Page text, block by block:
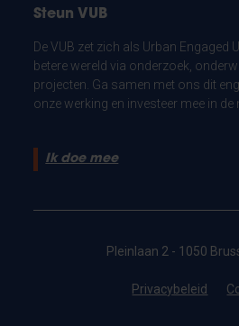
Steun VUB
De VUB zet zich als Urban Engaged
betere wereld via onderzoek,
projecten. Ga samen met ons dit
onze werking en investeer mee in de
Ik doe mee
Pleinlaan 2 - 1050
Privacybeleid